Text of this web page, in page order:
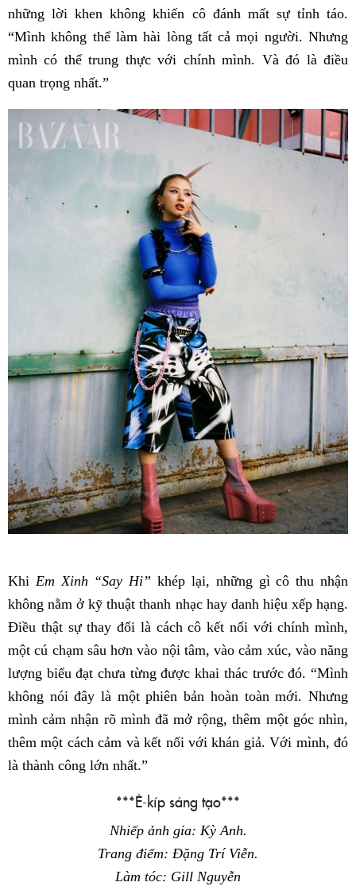
những lời khen không khiến cô đánh mất sự tỉnh táo.
“Mình không thể làm hài lòng tất cả mọi người. Nhưng
mình có thể trung thực với chính mình. Và đó là điều
quan trọng nhất.”
Khi Em Xinh “Say Hi” khép lại, những gì cô thu nhận
không nằm ở kỹ thuật thanh nhạc hay danh hiệu xếp hạng.
Điều thật sự thay đổi là cách cô kết nối với chính mình,
một cú chạm sâu hơn vào nội tâm, vào cảm xúc, vào năng
lượng biểu đạt chưa từng được khai thác trước đó. “Mình
không nói đây là một phiên bản hoàn toàn mới. Nhưng
mình cảm nhận rõ mình đã mở rộng, thêm một góc nhìn,
thêm một cách cảm và kết nối với khán giả. Với mình, đó
là thành công lớn nhất.”
***Ê-kíp sáng tạo***
Nhiếp ảnh gia: Kỳ Anh.
Trang điểm: Đặng Trí Viễn.
Làm tóc: Gill Nguyễn